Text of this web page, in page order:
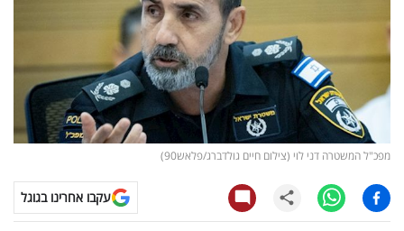
רכילות
קריפטו
ויראלי
עסקי
מפכ"ל המשטרה דני לוי (צילום חיים גולדברג/פלאש90)
עקבו אחרינו בגוגל